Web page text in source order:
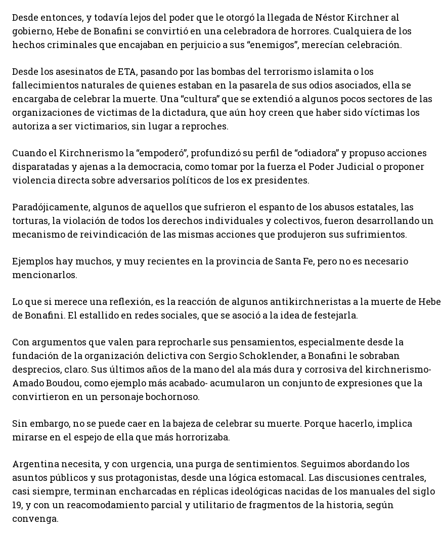
Desde entonces, y todavía lejos del poder que le otorgó la llegada de Néstor Kirchner al
gobierno, Hebe de Bonafini se convirtió en una celebradora de horrores. Cualquiera de los
hechos criminales que encajaban en perjuicio a sus “enemigos”, merecían celebración.
Desde los asesinatos de ETA, pasando por las bombas del terrorismo islamita o los
fallecimientos naturales de quienes estaban en la pasarela de sus odios asociados, ella se
encargaba de celebrar la muerte. Una “cultura” que se extendió a algunos pocos sectores de las
organizaciones de victimas de la dictadura, que aún hoy creen que haber sido víctimas los
autoriza a ser victimarios, sin lugar a reproches.
Cuando el Kirchnerismo la “empoderó”, profundizó su perfil de “odiadora” y propuso acciones
disparatadas y ajenas a la democracia, como tomar por la fuerza el Poder Judicial o proponer
violencia directa sobre adversarios políticos de los ex presidentes.
Paradójicamente, algunos de aquellos que sufrieron el espanto de los abusos estatales, las
torturas, la violación de todos los derechos individuales y colectivos, fueron desarrollando un
mecanismo de reivindicación de las mismas acciones que produjeron sus sufrimientos.
Ejemplos hay muchos, y muy recientes en la provincia de Santa Fe, pero no es necesario
mencionarlos.
Lo que si merece una reflexión, es la reacción de algunos antikirchneristas a la muerte de Hebe
de Bonafini. El estallido en redes sociales, que se asoció a la idea de festejarla.
Con argumentos que valen para reprocharle sus pensamientos, especialmente desde la
fundación de la organización delictiva con Sergio Schoklender, a Bonafini le sobraban
desprecios, claro. Sus últimos años de la mano del ala más dura y corrosiva del kirchnerismo-
Amado Boudou, como ejemplo más acabado- acumularon un conjunto de expresiones que la
convirtieron en un personaje bochornoso.
Sin embargo, no se puede caer en la bajeza de celebrar su muerte. Porque hacerlo, implica
mirarse en el espejo de ella que más horrorizaba.
Argentina necesita, y con urgencia, una purga de sentimientos. Seguimos abordando los
asuntos públicos y sus protagonistas, desde una lógica estomacal. Las discusiones centrales,
casi siempre, terminan encharcadas en réplicas ideológicas nacidas de los manuales del siglo
19, y con un reacomodamiento parcial y utilitario de fragmentos de la historia, según
convenga.